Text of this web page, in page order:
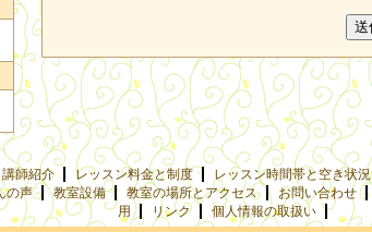
講師紹介 レッスン料金と制度 レッスン時間帯と空き状況
の声 教室設備 教室の場所とアクセス お問い合わせ
用
リンク 個人情報の取扱い